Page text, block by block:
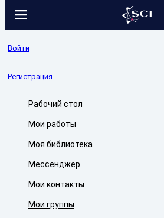
Войти
Регистрация
Рабочий стол
Мои работы
Моя библиотека
Мессенджер
Мои контакты
Мои группы